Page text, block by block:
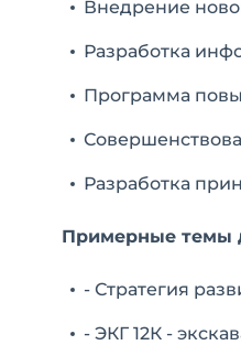
Внедрение
Разработка
Программа
Разработка
Примерные темы
- Стратегия
- ЭКГ 12К -